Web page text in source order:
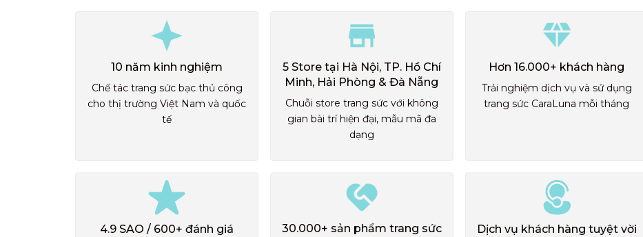
10 năm kinh nghiệm
Chế tác trang sức bạc thủ công
cho thị trường Việt Nam và quốc
tế
5 Store tại Hà Nội, TP. Hồ Chí
Minh, Hải Phòng & Đà Nẵng
Chuỗi store trang sức với không
gian bài trí hiện đại, mẫu mã đa
dạng
Hơn 16.000+ khách hàng
Trải nghiệm dịch vụ và sử dụng
trang sức CaraLuna mỗi tháng
4.9 SAO / 600+ đánh giá 30.000+ sản phẩm trang sức Dịch vụ khách hàng tuyệt vời